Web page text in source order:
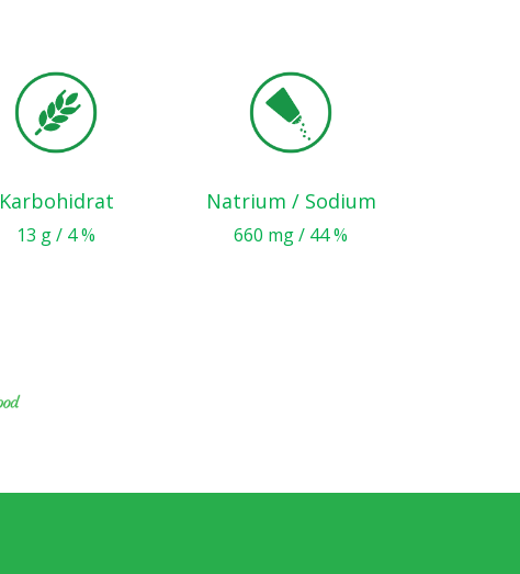
Karbohidrat
13 g / 4 %
Natrium / Sodium
660 mg / 44 %